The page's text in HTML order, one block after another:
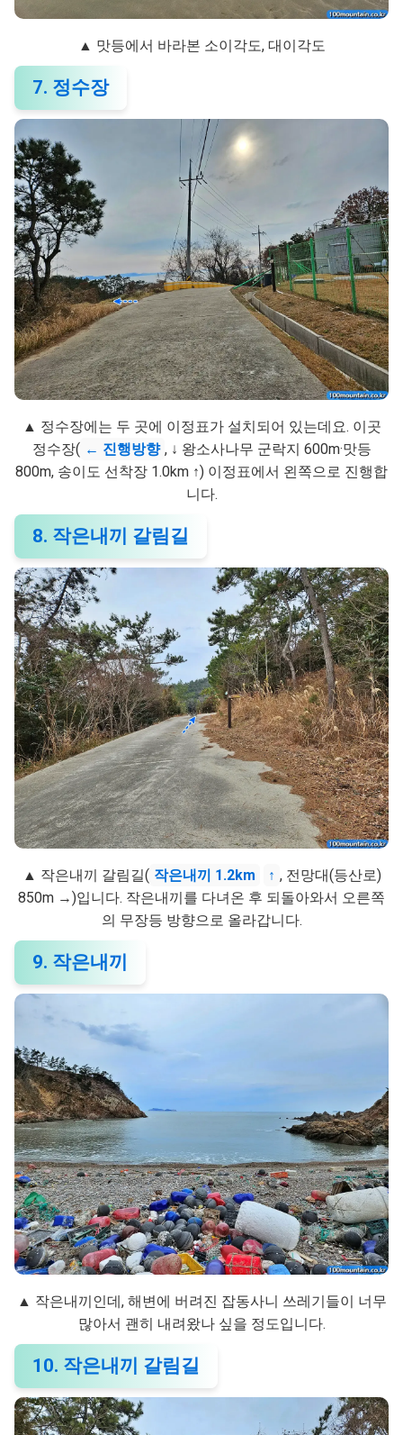
▲ 맛등에서 바라본 소이각도, 대이각도
7. 정수장
▲ 정수장에는 두 곳에 이정표가 설치되어 있는데요. 이곳
정수장( ← 진행방향 , ↓ 왕소사나무 군락지 600m·맛등
800m, 송이도 선착장 1.0km ↑) 이정표에서 왼쪽으로 진행합
니다.
8. 작은내끼 갈림길
▲ 작은내끼 갈림길( 작은내끼 1.2km ↑ , 전망대(등산로)
850m →)입니다. 작은내끼를 다녀온 후 되돌아와서 오른쪽
의 무장등 방향으로 올라갑니다.
9. 작은내끼
▲ 작은내끼인데, 해변에 버려진 잡동사니 쓰레기들이 너무
많아서 괜히 내려왔나 싶을 정도입니다.
10. 작은내끼 갈림길